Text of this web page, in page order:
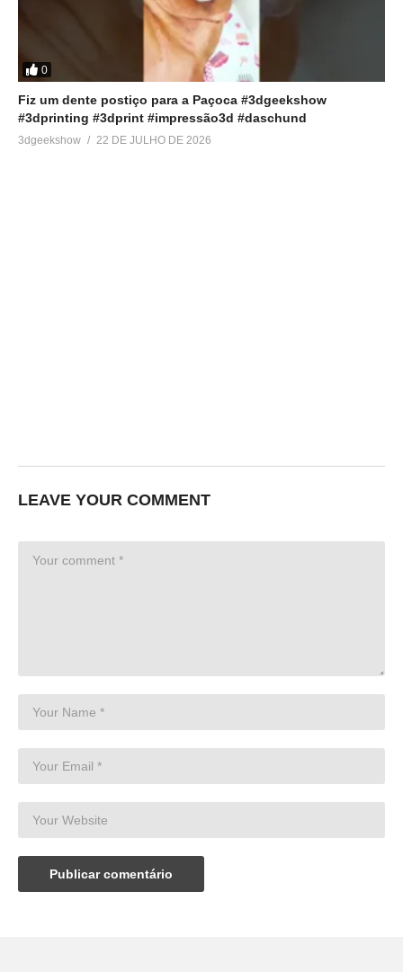
0
Fiz um dente postiço para a Paçoca #3dgeekshow
#3dprinting #3dprint #impressão3d #daschund
3dgeekshow 22 DE JULHO DE 2026
LEAVE YOUR COMMENT